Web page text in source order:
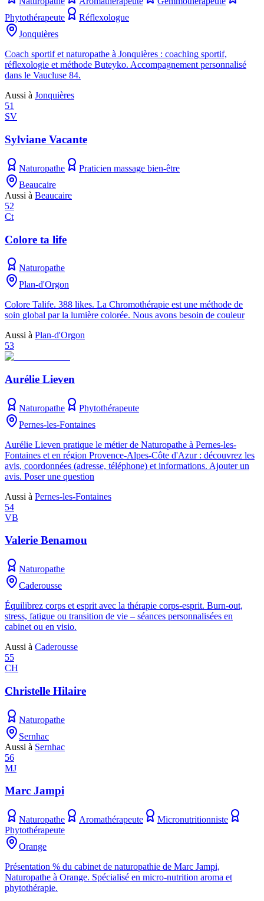
Phytothérapeute
Réflexologue
Jonquières
Coach sportif et naturopathe à Jonquières : coaching sportif,
réflexologie et méthode Buteyko. Accompagnement personnalisé
dans le Vaucluse 84.
Aussi à Jonquières
51
SV
Sylviane Vacante
Naturopathe
Praticien massage bien-être
Beaucaire
Aussi à Beaucaire
52
Ct
Colore ta life
Naturopathe
Plan-d'Orgon
Colore Talife. 388 likes. La Chromothérapie est une méthode de
soin global par la lumière colorée. Nous avons besoin de couleur
Aussi à Plan-d'Orgon
53
Aurélie Lieven
Naturopathe
Phytothérapeute
Pernes-les-Fontaines
Aurélie Lieven pratique le métier de Naturopathe à Pernes-les-
Fontaines et en région Provence-Alpes-Côte d'Azur : découvrez les
avis, coordonnées (adresse, téléphone) et informations. Ajouter un
avis. Poser une question
Aussi à Pernes-les-Fontaines
54
VB
Valerie Benamou
Naturopathe
Caderousse
Équilibrez corps et esprit avec la thérapie corps-esprit. Burn-out,
stress, fatigue ou transition de vie – séances personnalisées en
cabinet ou en visio.
Aussi à Caderousse
55
CH
Christelle Hilaire
Naturopathe
Sernhac
Aussi à Sernhac
56
MJ
Marc Jampi
Naturopathe Aromathérapeute
Micronutritionniste
Phytothérapeute
Orange
Présentation % du cabinet de naturopathie de Marc Jampi,
Naturopathe à Orange. Spécialisé en micro-nutrition aroma et
phytothérapie.